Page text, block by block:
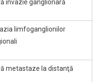
invazie ganglionară
limfoganglionilor
metastaze la distanţă